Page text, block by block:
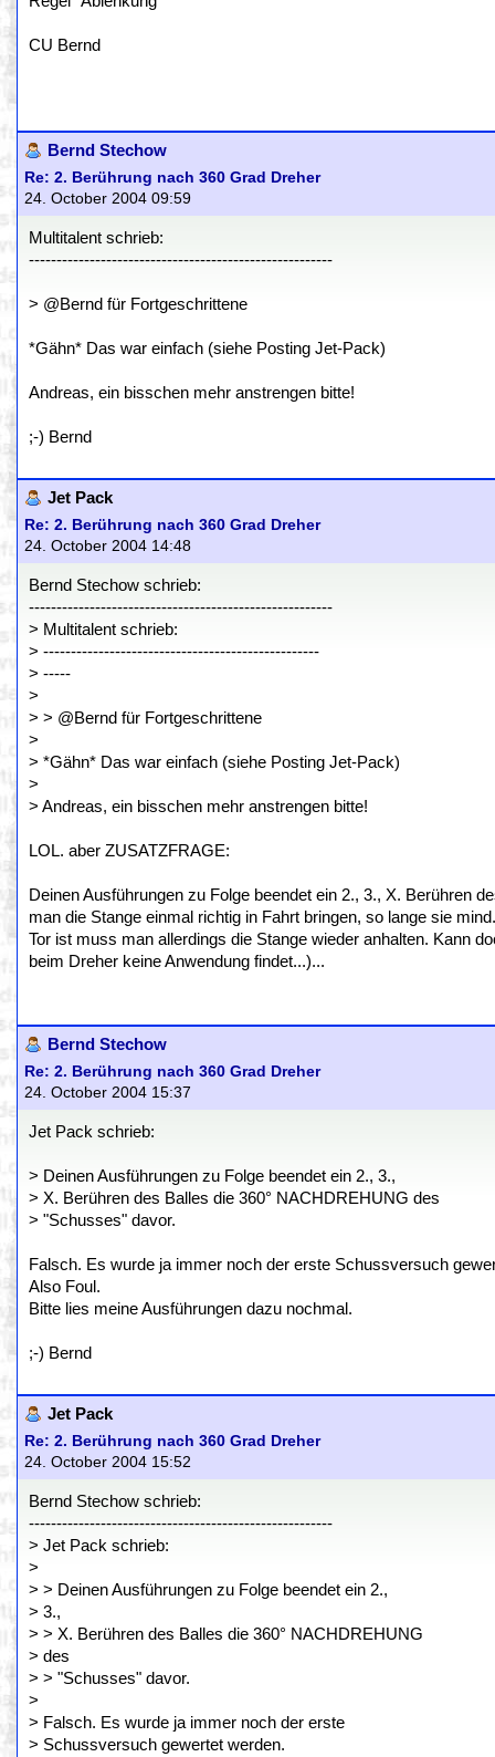
CU Bernd
Bernd Stechow
Re: 2. Berührung nach 360 Grad Dreher
24. October 2004 09:59
Multitalent schrieb:
-------------------------------------------------------
> @Bernd für Fortgeschrittene
*Gähn* Das war einfach (siehe Posting Jet-Pack)
Andreas, ein bisschen mehr anstrengen bitte!
;-) Bernd
Jet Pack
Re: 2. Berührung nach 360 Grad Dreher
24. October 2004 14:48
Bernd Stechow schrieb:
-------------------------------------------------------
> Multitalent schrieb:
> --------------------------------------------------
> -----
>
> > @Bernd für Fortgeschrittene
>
> *Gähn* Das war einfach (siehe Posting Jet-Pack)
>
> Andreas, ein bisschen mehr anstrengen bitte!
LOL. aber ZUSATZFRAGE:
Deinen Ausführungen zu Folge beendet ein 2., 3., X. Berühren
man die Stange einmal richtig in Fahrt bringen, so lange sie
Tor ist muss man allerdings die Stange wieder anhalten. Kann
beim Dreher keine Anwendung findet...)...
Bernd Stechow
Re: 2. Berührung nach 360 Grad Dreher
24. October 2004 15:37
Jet Pack schrieb:
> Deinen Ausführungen zu Folge beendet ein 2., 3.,
> X. Berühren des Balles die 360° NACHDREHUNG des
> "Schusses" davor.
Falsch. Es wurde ja immer noch der erste Schussversuch
Also Foul.
Bitte lies meine Ausführungen dazu nochmal.
;-) Bernd
Jet Pack
Re: 2. Berührung nach 360 Grad Dreher
24. October 2004 15:52
Bernd Stechow schrieb:
-------------------------------------------------------
> Jet Pack schrieb:
>
> > Deinen Ausführungen zu Folge beendet ein 2.,
> 3.,
> > X. Berühren des Balles die 360° NACHDREHUNG
> des
> > "Schusses" davor.
>
> Falsch. Es wurde ja immer noch der erste
> Schussversuch gewertet werden.